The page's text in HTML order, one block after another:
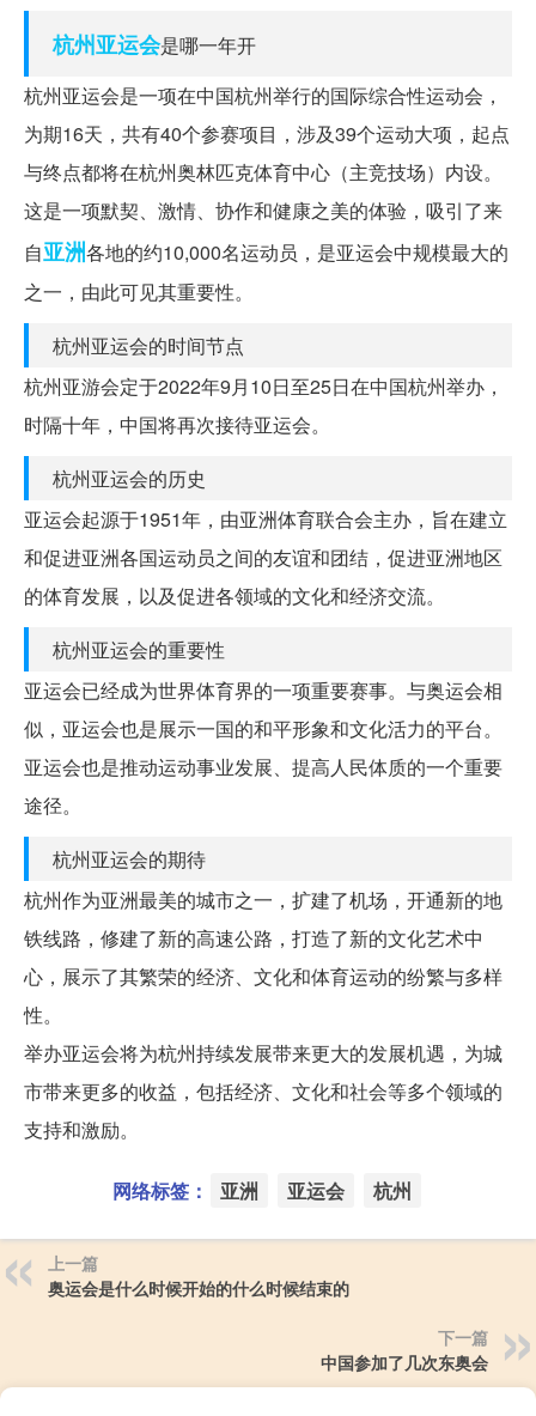
杭州亚运会是哪一年开
杭州亚运会是一项在中国杭州举行的国际综合性运动会，
为期16天，共有40个参赛项目，涉及39个运动大项，起点
与终点都将在杭州奥林匹克体育中心（主竞技场）内设。
这是一项默契、激情、协作和健康之美的体验，吸引了来
自亚洲各地的约10,000名运动员，是亚运会中规模最大的
之一，由此可见其重要性。
杭州亚运会的时间节点
杭州亚游会定于2022年9月10日至25日在中国杭州举办，
时隔十年，中国将再次接待亚运会。
杭州亚运会的历史
亚运会起源于1951年，由亚洲体育联合会主办，旨在建立
和促进亚洲各国运动员之间的友谊和团结，促进亚洲地区
的体育发展，以及促进各领域的文化和经济交流。
杭州亚运会的重要性
亚运会已经成为世界体育界的一项重要赛事。与奥运会相
似，亚运会也是展示一国的和平形象和文化活力的平台。
亚运会也是推动运动事业发展、提高人民体质的一个重要
途径。
杭州亚运会的期待
杭州作为亚洲最美的城市之一，扩建了机场，开通新的地
铁线路，修建了新的高速公路，打造了新的文化艺术中
心，展示了其繁荣的经济、文化和体育运动的纷繁与多样
性。
举办亚运会将为杭州持续发展带来更大的发展机遇，为城
市带来更多的收益，包括经济、文化和社会等多个领域的
支持和激励。
网络标签： 亚洲 亚运会 杭州
上一篇
奥运会是什么时候开始的什么时候结束的
下一篇
中国参加了几次东奥会